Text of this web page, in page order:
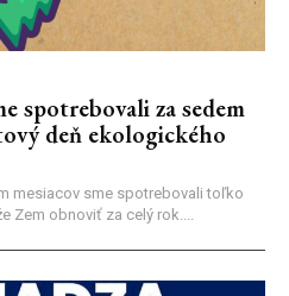
spotrebovali za sedem
deň ekologického
mesiacov sme spotrebovali toľko
Zem obnoviť za celý rok....